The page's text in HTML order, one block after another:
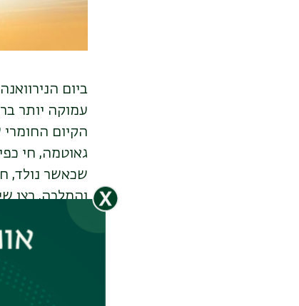
ביום
עמוקה יותר
הקיום
גאוטמה, חי
שכאשר נולד,
והמלכה, רצו
מחלה, זקנה
שנים של